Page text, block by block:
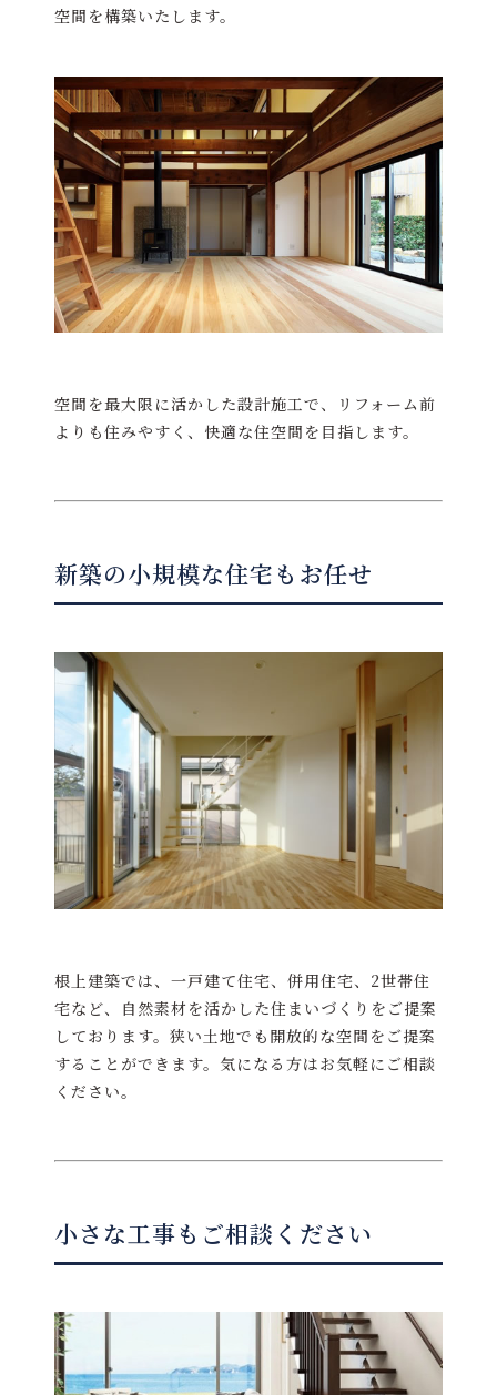
空間を構築いたします。
空間を最大限に活かした設計施工で、リフォーム前
よりも住みやすく、快適な住空間を目指します。
新築の小規模な住宅もお任せ
根上建築では、一戸建て住宅、併用住宅、2世帯住
宅など、自然素材を活かした住まいづくりをご提案
しております。狭い土地でも開放的な空間をご提案
することができます。気になる方はお気軽にご相談
ください。
小さな工事もご相談ください